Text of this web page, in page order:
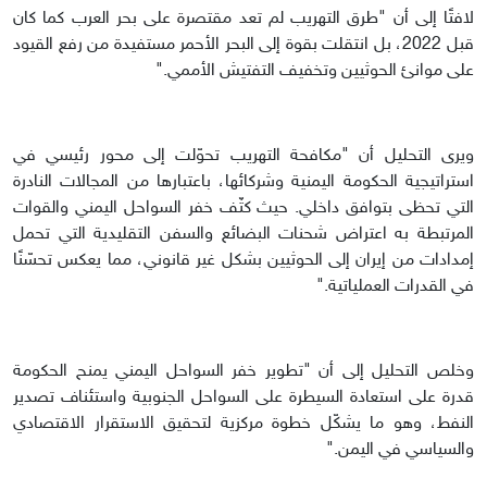
لافتًا إلى أن "طرق التهريب لم تعد مقتصرة على بحر العرب كما كان
قبل 2022، بل انتقلت بقوة إلى البحر الأحمر مستفيدة من رفع القيود
على موانئ الحوثيين وتخفيف التفتيش الأممي."
ويرى التحليل أن "مكافحة التهريب تحوّلت إلى محور رئيسي في
استراتيجية الحكومة اليمنية وشركائها، باعتبارها من المجالات النادرة
التي تحظى بتوافق داخلي. حيث كثّف خفر السواحل اليمني والقوات
المرتبطة به اعتراض شحنات البضائع والسفن التقليدية التي تحمل
إمدادات من إيران إلى الحوثيين بشكل غير قانوني، مما يعكس تحسّنًا
في القدرات العملياتية."
وخلص التحليل إلى أن "تطوير خفر السواحل اليمني يمنح الحكومة
قدرة على استعادة السيطرة على السواحل الجنوبية واستئناف تصدير
النفط، وهو ما يشكّل خطوة مركزية لتحقيق الاستقرار الاقتصادي
والسياسي في اليمن."